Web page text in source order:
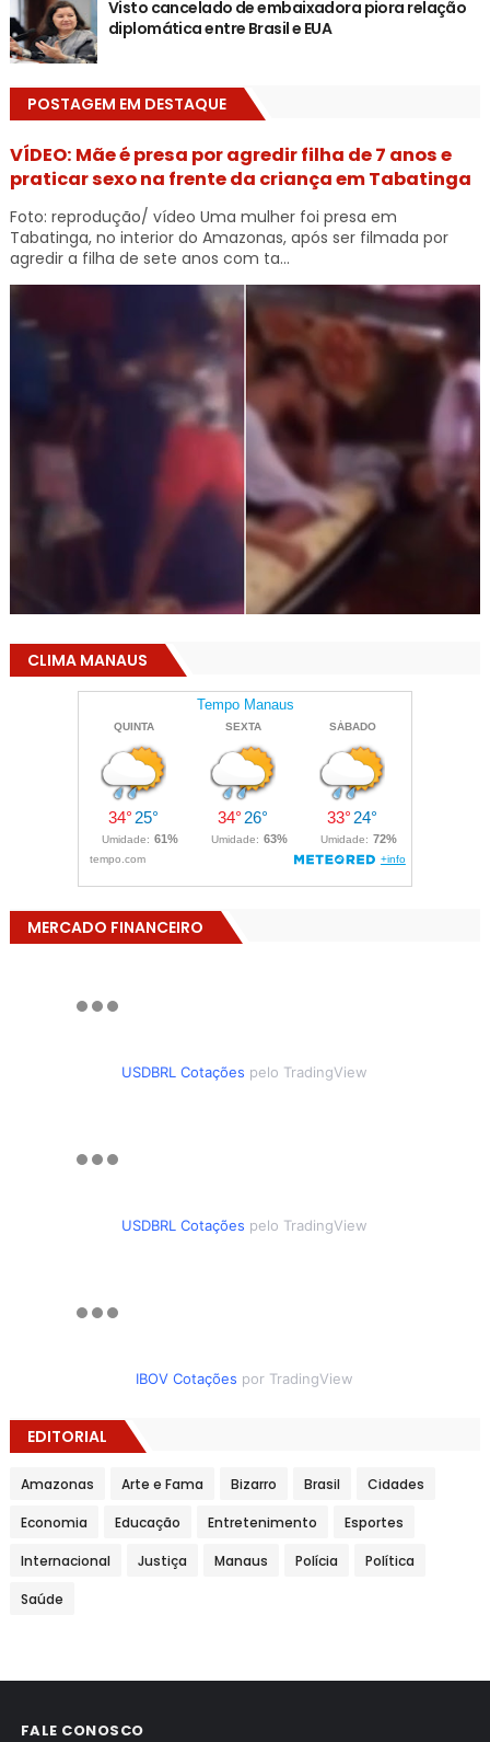
Visto cancelado de embaixadora piora relação
diplomática entre Brasil e EUA
POSTAGEM EM DESTAQUE
VÍDEO: Mãe é presa por agredir filha de 7 anos e
praticar sexo na frente da criança em Tabatinga
Foto: reprodução/ vídeo Uma mulher foi presa em
Tabatinga, no interior do Amazonas, após ser filmada por
agredir a filha de sete anos com ta...
CLIMA MANAUS
MERCADO FINANCEIRO
USDBRL Cotações pelo TradingView
USDBRL Cotações pelo TradingView
IBOV Cotações por TradingView
EDITORIAL
Amazonas Arte e Fama Bizarro Brasil Cidades
Economia Educação Entretenimento Esportes
Internacional Justiça Manaus Polícia Política
Saúde
FALE CONOSCO